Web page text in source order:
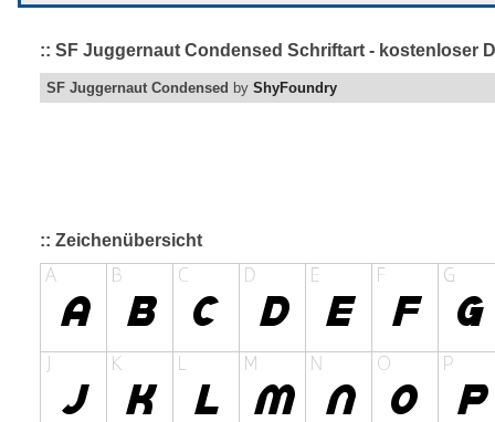
:: SF Juggernaut Condensed Schriftart - kostenloser
SF Juggernaut Condensed by ShyFoundry
:: Zeichenübersicht